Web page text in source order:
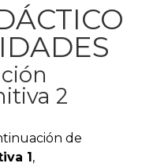
2
de
1,